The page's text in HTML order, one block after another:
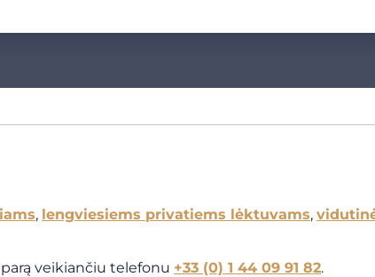
, lengviesiems privatiems lėktuvams,
veikiančiu telefonu +33 (0) 1 44 09 91 82.